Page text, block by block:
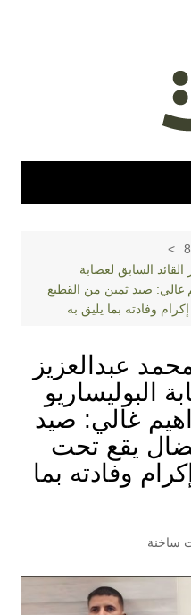
8
السابق لعصابة
غالي: صيد ثمين من القطيع
وفادته بما يليق به
عبدالعزيز
البوليساريو
غالي: صيد
يقع تحت
وفادته بما
ساخنة